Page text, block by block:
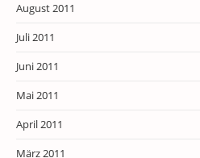
August 2011
Juli 2011
Juni 2011
Mai 2011
April 2011
März 2011